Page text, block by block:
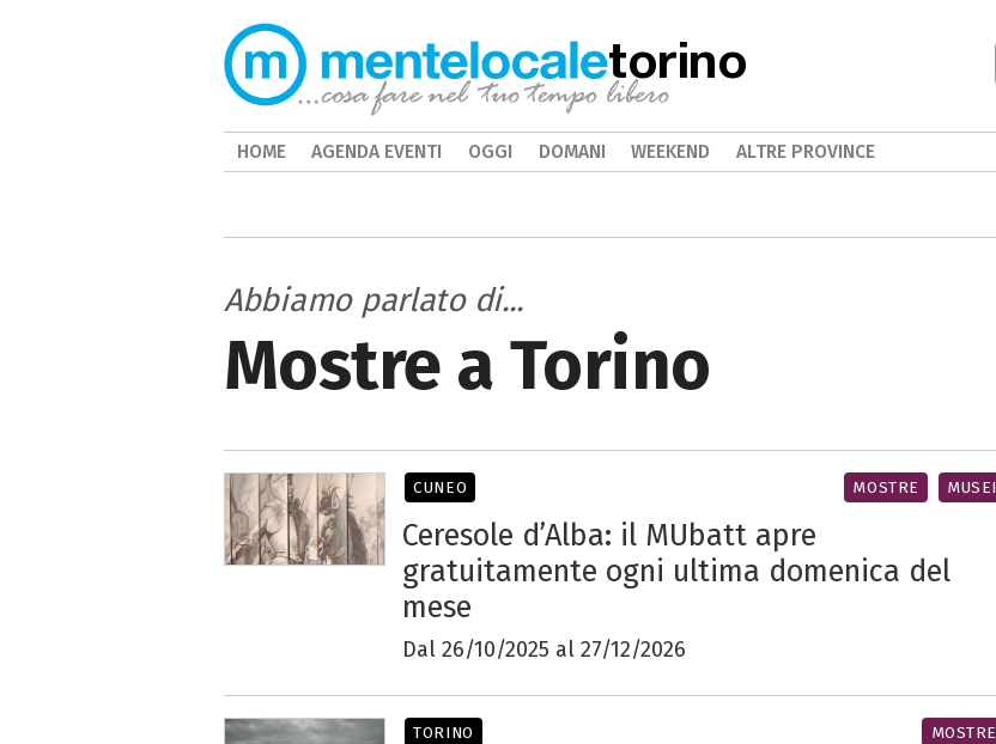
Mostre a Torino
Abbiamo parlato di...
Ceresole d’Alba: il MUbatt apre
gratuitamente ogni ultima domenica del
mese
Dal 26/10/2025 al 27/12/2026
CUNEO MOSTRE MUSEI
TORINO MOSTRE
torino
HOME AGENDA EVENTI OGGI DOMANI WEEKEND ALTRE PROVINCE